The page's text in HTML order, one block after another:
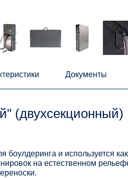
Документы
(двухсекционный)
боулдеринга и используется
на естественном